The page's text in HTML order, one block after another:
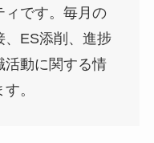
ィです。毎月の
、ES添削、進捗
活動に関する情
。